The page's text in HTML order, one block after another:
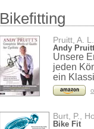
Bikefitting
Pruitt, A.
Andy
Unsere
jeden
ein
Burt, P.,
Bike Fit